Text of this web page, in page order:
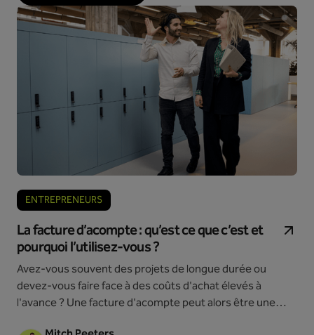
ENTREPRENEURS
La facture d’acompte : qu’est ce que c’est et
pourquoi l’utilisez-vous ?
Avez-vous souvent des projets de longue durée ou
devez-vous faire face à des coûts d'achat élevés à
l'avance ? Une facture d'acompte peut alors être une